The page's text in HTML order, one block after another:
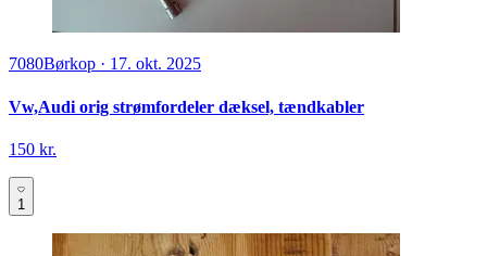
7080Børkop · 17. okt. 2025
Vw,Audi orig strømfordeler dæksel, tændkabler
150 kr.
1